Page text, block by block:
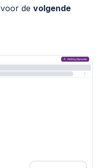
voor de volgende